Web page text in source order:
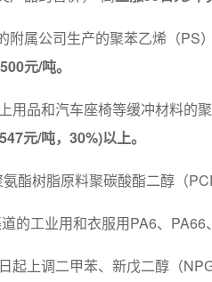
附属公司生产的聚苯乙烯（PS
元/吨。
用品和汽车座椅等缓冲材料的
元/吨，30%)以上。
酯树脂原料聚碳酸酯二醇（
的工业用和衣服用PA6、PA66
起上调二甲苯、新戊二醇（